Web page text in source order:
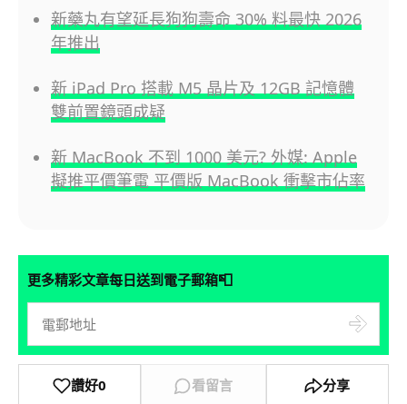
新藥丸有望延長狗狗壽命 30% 料最快 2026
年推出
新 iPad Pro 搭載 M5 晶片及 12GB 記憶體
雙前置鏡頭成疑
新 MacBook 不到 1000 美元? 外媒: Apple
擬推平價筆電 平價版 MacBook 衝擊市佔率
更多精彩文章每日送到電子郵箱📮
讚好0 看留言 分享